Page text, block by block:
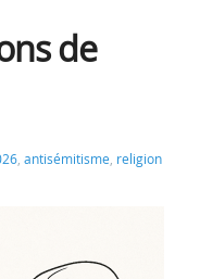
de
antisémitisme religion